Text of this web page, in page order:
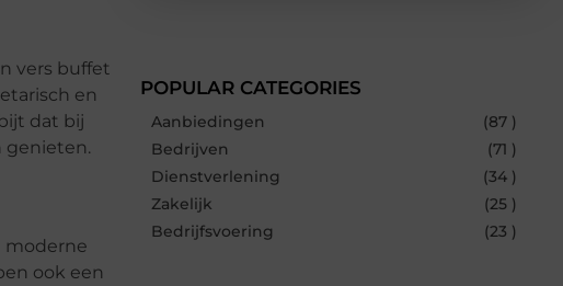
vers buffet
en
dat bij
genieten.
moderne
ook een
POPULAR CATEGORIES
Aanbiedingen
(87 )
Bedrijven
(71 )
Dienstverlening
(34 )
Zakelijk
(25 )
Bedrijfsvoering
(23 )